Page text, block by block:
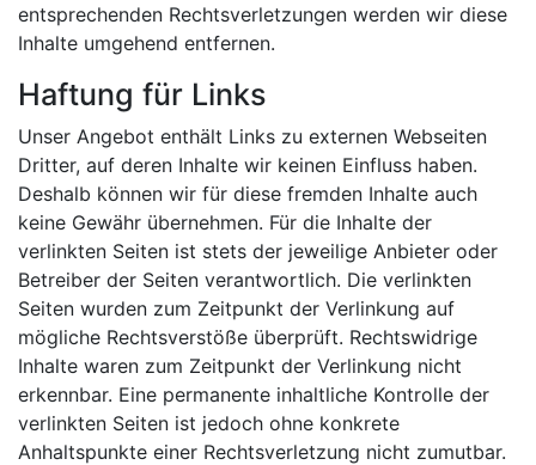
entsprechenden Rechtsverletzungen werden wir diese
Inhalte umgehend entfernen.
Haftung für Links
Unser Angebot enthält Links zu externen Webseiten
Dritter, auf deren Inhalte wir keinen Einfluss haben.
Deshalb können wir für diese fremden Inhalte auch
keine Gewähr übernehmen. Für die Inhalte der
verlinkten Seiten ist stets der jeweilige Anbieter oder
Betreiber der Seiten verantwortlich. Die verlinkten
Seiten wurden zum Zeitpunkt der Verlinkung auf
mögliche Rechtsverstöße überprüft. Rechtswidrige
Inhalte waren zum Zeitpunkt der Verlinkung nicht
erkennbar. Eine permanente inhaltliche Kontrolle der
verlinkten Seiten ist jedoch ohne konkrete
Anhaltspunkte einer Rechtsverletzung nicht zumutbar.